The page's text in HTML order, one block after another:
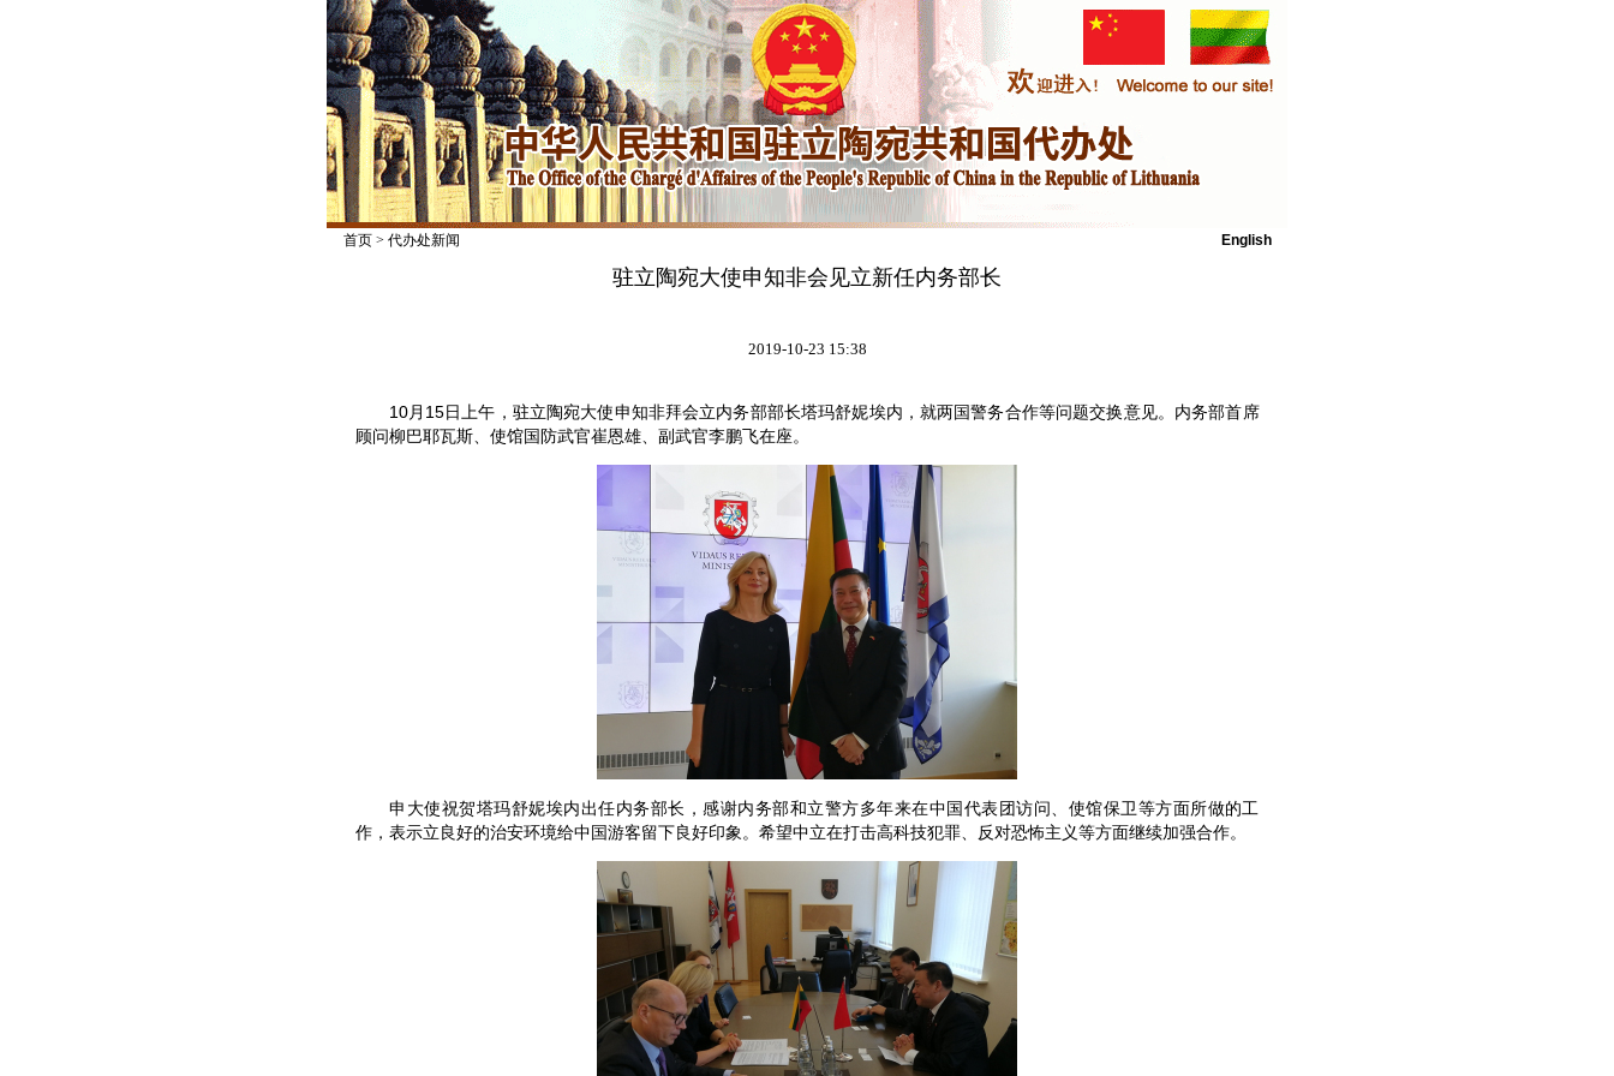
首页> 代办处新闻 English
驻立陶宛大使申知非会见立新任内务部长
2019-10-23 15:38
10月15日上午，驻立陶宛大使申知非拜会立内务部部长塔玛舒妮埃内，就两国警务合作等问题交换意见。内务部首席
顾问柳巴耶瓦斯、使馆国防武官崔恩雄、副武官李鹏飞在座。
申大使祝贺塔玛舒妮埃内出任内务部长，感谢内务部和立警方多年来在中国代表团访问、使馆保卫等方面所做的工
作，表示立良好的治安环境给中国游客留下良好印象。希望中立在打击高科技犯罪、反对恐怖主义等方面继续加强合作。